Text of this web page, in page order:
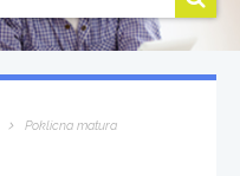
Poklicna matura